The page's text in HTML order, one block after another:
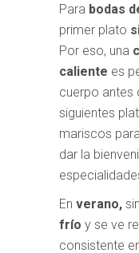
Para bodas
primer plato
Por eso, una
caliente es
cuerpo antes
siguientes
mariscos
dar la
En verano,
frío y se ve
consistente